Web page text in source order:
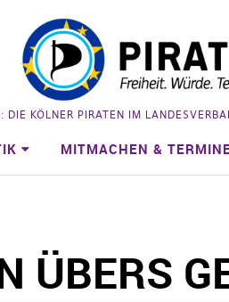
DIE KÖLNER PIRATEN IM
MITMACHEN &
ÜBERS